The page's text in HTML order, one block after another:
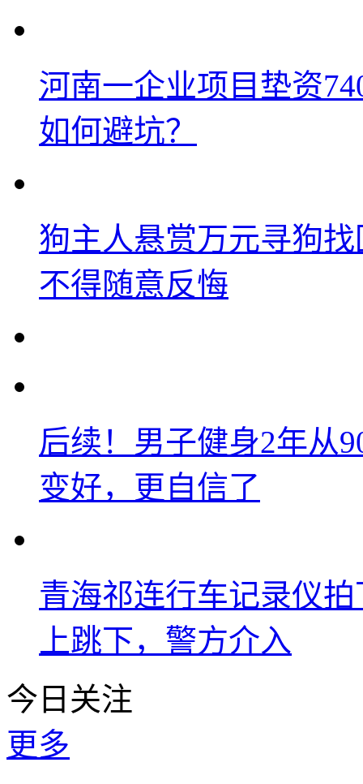
河南一企业项目垫资
如何避坑？
狗主人悬赏万元寻狗
不得随意反悔
后续！男子健身2年从
变好，更自信了
青海祁连行车记录仪
上跳下，警方介入
今日关注
更多